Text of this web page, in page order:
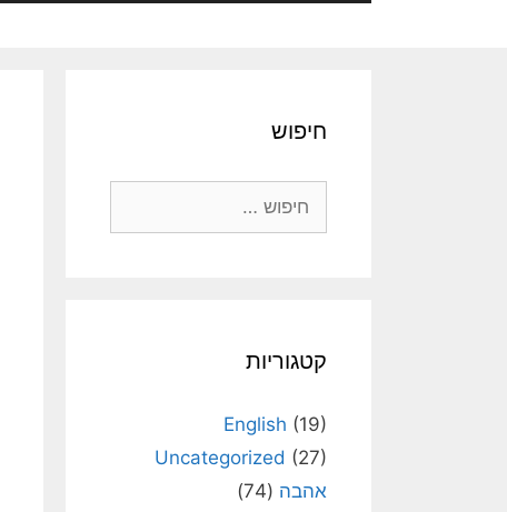
חיפוש
קטגוריות
English (19)
Uncategorized (27)
אהבה (74)